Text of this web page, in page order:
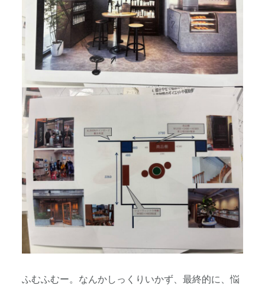
ふむふむー。なんかしっくりいかず、最終的に、悩